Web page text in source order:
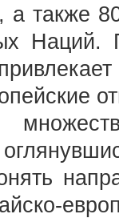
также
Наций.